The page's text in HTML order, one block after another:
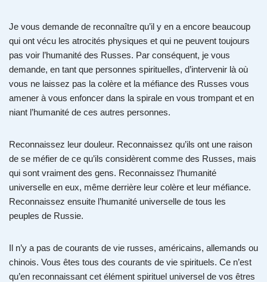
Je vous demande de reconnaître qu’il y en a encore beaucoup
qui ont vécu les atrocités physiques et qui ne peuvent toujours
pas voir l’humanité des Russes. Par conséquent, je vous
demande, en tant que personnes spirituelles, d’intervenir là où
vous ne laissez pas la colère et la méfiance des Russes vous
amener à vous enfoncer dans la spirale en vous trompant et en
niant l’humanité de ces autres personnes.
Reconnaissez leur douleur. Reconnaissez qu’ils ont une raison
de se méfier de ce qu’ils considèrent comme des Russes, mais
qui sont vraiment des gens. Reconnaissez l’humanité
universelle en eux, même derrière leur colère et leur méfiance.
Reconnaissez ensuite l’humanité universelle de tous les
peuples de Russie.
Il n’y a pas de courants de vie russes, américains, allemands ou
chinois. Vous êtes tous des courants de vie spirituels. Ce n’est
qu’en reconnaissant cet élément spirituel universel de vos êtres